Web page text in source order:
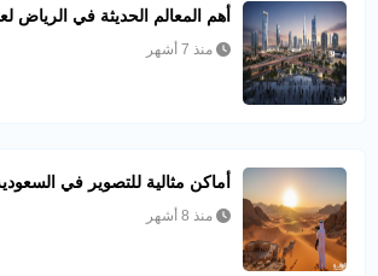
أهم المعالم الحديثة في الرياض لعام
منذ 7 أشهر
أماكن مثالية للتصوير في
منذ 8 أشهر